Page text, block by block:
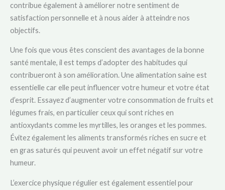
contribue également à améliorer notre sentiment de
satisfaction personnelle et à nous aider à atteindre nos
objectifs.
Une fois que vous êtes conscient des avantages de la bonne
santé mentale, il est temps d’adopter des habitudes qui
contribueront à son amélioration. Une alimentation saine est
essentielle car elle peut influencer votre humeur et votre état
d’esprit. Essayez d’augmenter votre consommation de fruits et
légumes frais, en particulier ceux qui sont riches en
antioxydants comme les myrtilles, les oranges et les pommes.
Évitez également les aliments transformés riches en sucre et
en gras saturés qui peuvent avoir un effet négatif sur votre
humeur.
L’exercice physique régulier est également essentiel pour